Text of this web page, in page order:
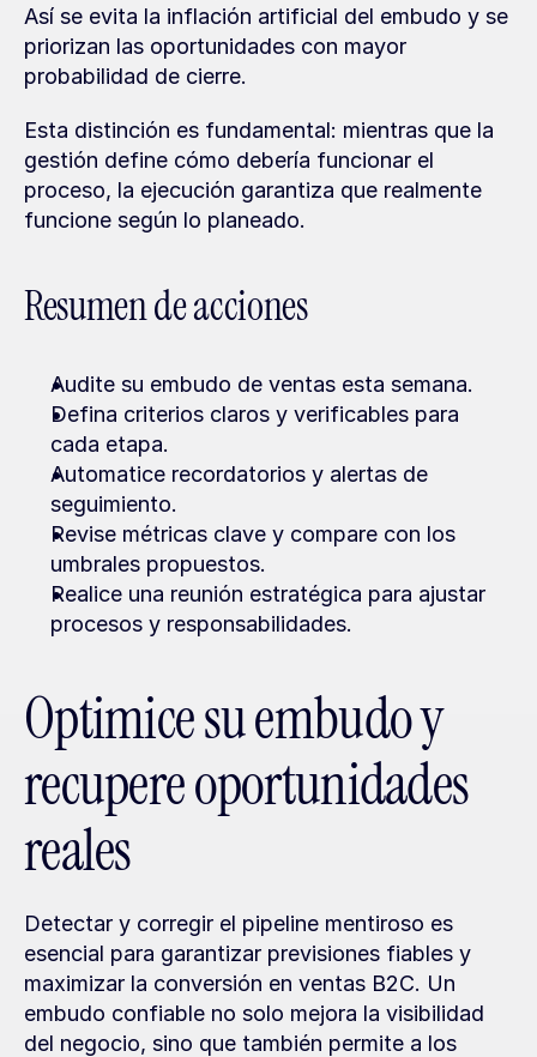
Así se evita la inflación artificial del embudo y se
priorizan las oportunidades con mayor
probabilidad de cierre.
Esta distinción es fundamental: mientras que la
gestión define cómo debería funcionar el
proceso, la ejecución garantiza que realmente
funcione según lo planeado.
Resumen de acciones
Audite su embudo de ventas esta semana.
Defina criterios claros y verificables para
cada etapa.
Automatice recordatorios y alertas de
seguimiento.
Revise métricas clave y compare con los
umbrales propuestos.
Realice una reunión estratégica para ajustar
procesos y responsabilidades.
Optimice su embudo y
recupere oportunidades
reales
Detectar y corregir el pipeline mentiroso es
esencial para garantizar previsiones fiables y
maximizar la conversión en ventas B2C. Un
embudo confiable no solo mejora la visibilidad
del negocio, sino que también permite a los